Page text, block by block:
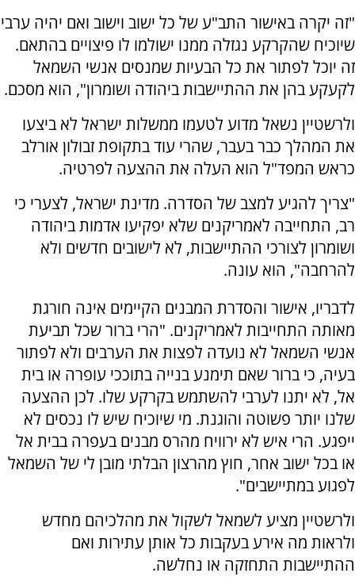
"זה יקרה באישור התב"ע של כל ישוב וישוב ואם יהיה ערבי
שיוכיח שהקרקע נגזלה ממנו ישולמו לו פיצויים בהתאם.
זה יוכל לפתור את כל הבעיות שמנסים אנשי השמאל
לקעקע בהן את ההתיישבות ביהודה ושומרון", הוא מסכם.
ולרשטיין נשאל מדוע לטעמו ממשלות ישראל לא ביצעו
את המהלך כבר בעבר, שהרי עוד בתקופת זבולון אורלב
כראש המפד"ל הוא העלה את ההצעה לפרטיה.
"צריך להגיע למצב של הסדרה. מדינת ישראל, לצערי כי
רב, התחייבה לאמריקנים שלא יפקיעו אדמות ביהודה
ושומרון לצורכי ההתיישבות, לא לישובים חדשים ולא
להרחבה", הוא עונה.
לדבריו, אישור והסדרת המבנים הקיימים אינה חורגת
מאותה התחייבות לאמריקנים. "הרי ברור שכל תביעת
אנשי השמאל לא נועדה לפצות את הערבים ולא לפתור
בעיה, כי ברור שאם תימנע בנייה בתוככי עופרה או בית
אל, לא יתנו לערבי להשתמש בקרקע שלו. לכן ההצעה
שלנו יותר פשוטה והוגנת. מי שיוכיח שיש לו נכסים לא
ייפגע. הרי איש לא ירוויח מהרס מבנים בעפרה בבית אל
או בכל ישוב אחר, חוץ מהרצון הבלתי מובן לי של השמאל
לפגוע במתיישבים".
ולרשטיין מציע לשמאל לשקול את מהלכיהם מחדש
ולראות מה אירע בעקבות כל אותן עתירות ואם
ההתיישבות התחזקה או נחלשה.